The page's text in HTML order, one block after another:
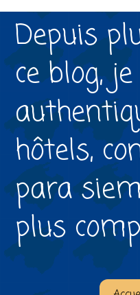
Depuis
ce blog,
hôtels,
para
plus